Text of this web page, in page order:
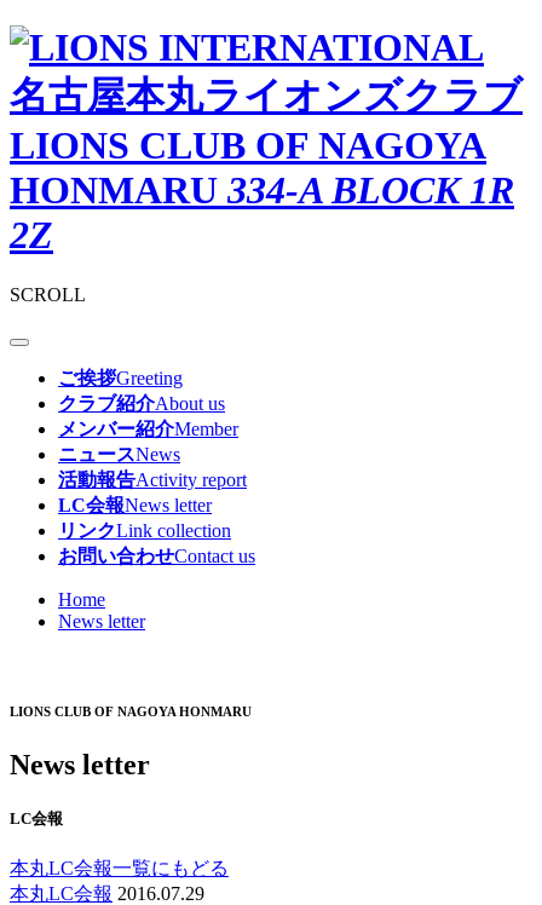
名古屋本丸ライオンズクラブ
LIONS CLUB OF NAGOYA
HONMARU 334-A BLOCK 1R
2Z
SCROLL
ご挨拶Greeting
クラブ紹介About us
メンバー紹介Member
ニュースNews
活動報告Activity report
LC会報News letter
リンクLink collection
お問い合わせContact us
Home
News letter
LIONS CLUB OF NAGOYA HONMARU
News letter
LC会報
本丸LC会報一覧にもどる
本丸LC会報 2016.07.29